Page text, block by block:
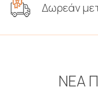
Δωρεάν
ΝΕΑ